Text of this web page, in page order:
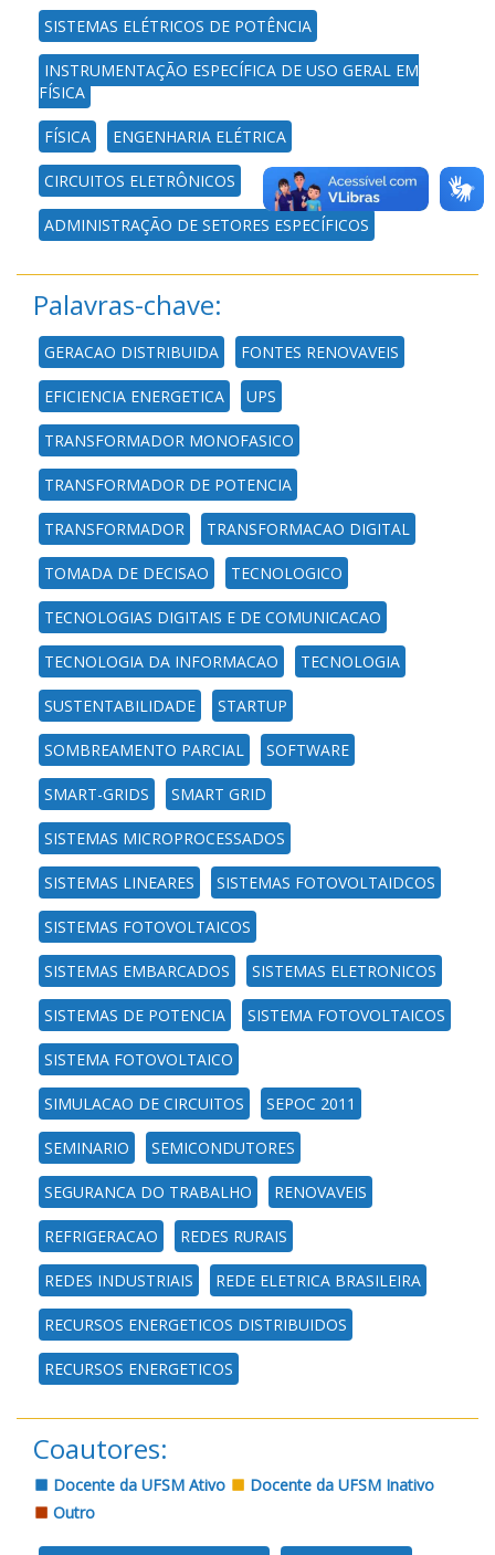
SISTEMAS ELÉTRICOS DE POTÊNCIA
INSTRUMENTAÇÃO ESPECÍFICA DE USO GERAL EM
FÍSICA
FÍSICA ENGENHARIA ELÉTRICA
CIRCUITOS ELETRÔNICOS
ADMINISTRAÇÃO DE SETORES ESPECÍFICOS
Palavras-chave:
GERACAO DISTRIBUIDA FONTES RENOVAVEIS
EFICIENCIA ENERGETICA UPS
TRANSFORMADOR MONOFASICO
TRANSFORMADOR DE POTENCIA
TRANSFORMADOR TRANSFORMACAO DIGITAL
TOMADA DE DECISAO TECNOLOGICO
TECNOLOGIAS DIGITAIS E DE COMUNICACAO
TECNOLOGIA DA INFORMACAO TECNOLOGIA
SUSTENTABILIDADE STARTUP
SOMBREAMENTO PARCIAL SOFTWARE
SMART-GRIDS SMART GRID
SISTEMAS MICROPROCESSADOS
SISTEMAS LINEARES SISTEMAS FOTOVOLTAIDCOS
SISTEMAS FOTOVOLTAICOS
SISTEMAS EMBARCADOS SISTEMAS ELETRONICOS
SISTEMAS DE POTENCIA SISTEMA FOTOVOLTAICOS
SISTEMA FOTOVOLTAICO
SIMULACAO DE CIRCUITOS SEPOC 2011
SEMINARIO SEMICONDUTORES
SEGURANCA DO TRABALHO RENOVAVEIS
REFRIGERACAO REDES RURAIS
REDES INDUSTRIAIS REDE ELETRICA BRASILEIRA
RECURSOS ENERGETICOS DISTRIBUIDOS
RECURSOS ENERGETICOS
Coautores:
Docente da UFSM Ativo
Docente da UFSM Inativo
Outro